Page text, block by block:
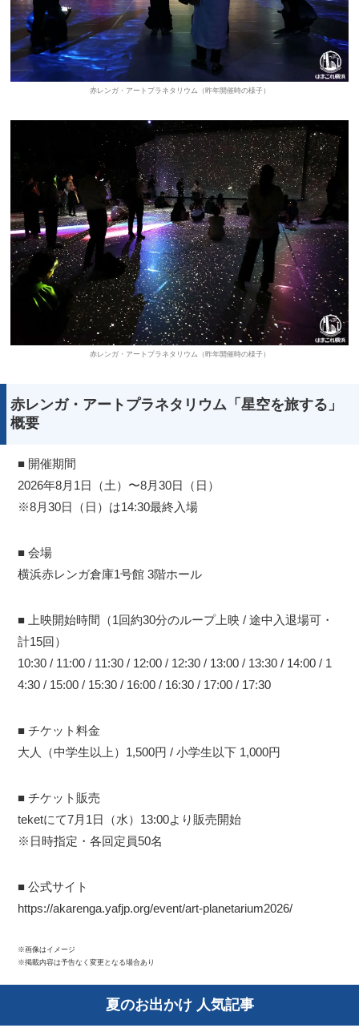
赤レンガ・アートプラネタリウム（昨年開催時の様子）
赤レンガ・アートプラネタリウム（昨年開催時の様子）
赤レンガ・アートプラネタリウム「星空を旅する」
概要
■ 開催期間
2026年8月1日（土）〜8月30日（日）
※8月30日（日）は14:30最終入場
■ 会場
横浜赤レンガ倉庫1号館 3階ホール
■ 上映開始時間（1回約30分のループ上映 / 途中入退場可・
計15回）
10:30 / 11:00 / 11:30 / 12:00 / 12:30 / 13:00 / 13:30 / 14:00 / 1
4:30 / 15:00 / 15:30 / 16:00 / 16:30 / 17:00 / 17:30
■ チケット料金
大人（中学生以上）1,500円 / 小学生以下 1,000円
■ チケット販売
teketにて7月1日（水）13:00より販売開始
※日時指定・各回定員50名
■ 公式サイト
https://akarenga.yafjp.org/event/art-planetarium2026/
※画像はイメージ
※掲載内容は予告なく変更となる場合あり
夏のお出かけ 人気記事